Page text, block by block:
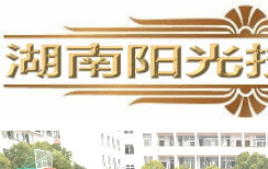
培
训,
水
电
工
培
训,
水